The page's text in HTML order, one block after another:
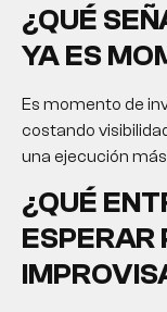
¿QUÉ
YA ES
Es momento de
costando
una ejecución
¿QUÉ
ESPERAR